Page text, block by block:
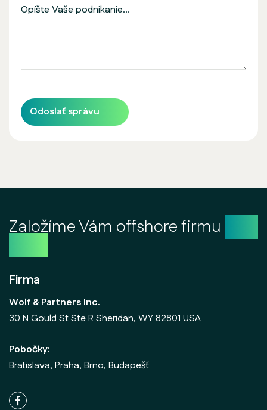
Odoslať správu
Založíme Vám offshore firmu
Firma
Wolf & Partners Inc.
30 N Gould St Ste R Sheridan, WY 82801 USA
Pobočky:
Bratislava, Praha, Brno, Budapešť